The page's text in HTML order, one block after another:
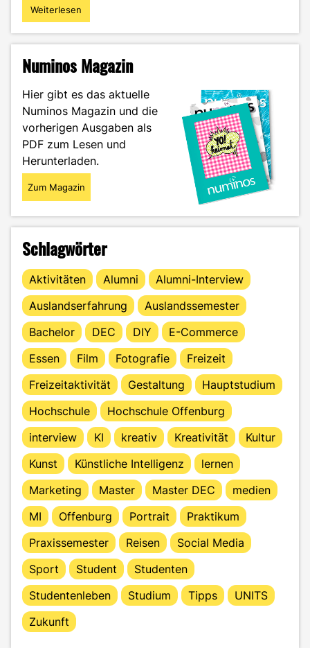
"Häkeln:
Mein
Uni-
Weiterlesen
Numinos Magazin
Hier gibt es das aktuelle
Numinos Magazin und die
vorherigen Ausgaben als
PDF zum Lesen und
Herunterladen.
Zum Magazin
Schlagwörter
Aktivitäten Alumni
Alumni-Interview
Auslandserfahrung
Auslandssemester
Bachelor
DEC DIY
E-Commerce
Essen
Film Fotografie
Freizeit
Freizeitaktivität
Gestaltung
Hauptstudium
Hochschule
Hochschule Offenburg
interview
KI kreativ Kreativität
Kultur
Kunst
Künstliche Intelligenz
lernen
Marketing
Master Master DEC
medien
MI
Offenburg Portrait
Praktikum
Praxissemester
Reisen
Social Media
Sport
Student
Studenten
Studentenleben
Studium Tipps
UNITS
Zukunft